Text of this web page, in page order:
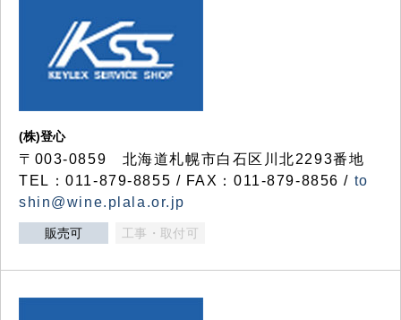
(株)登心
〒003-0859 北海道札幌市白石区川北2293番地
TEL：011-879-8855 / FAX：011-879-8856 / to
shin@wine.plala.or.jp
販売可 工事・取付可